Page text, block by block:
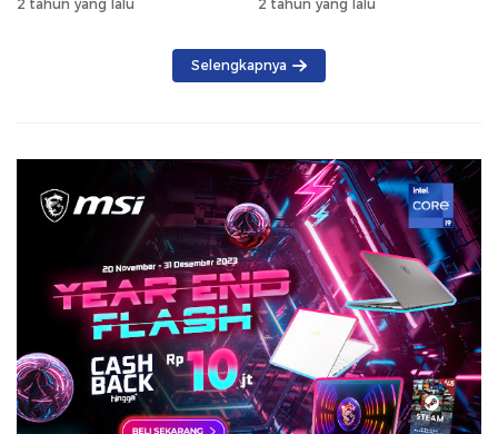
2 tahun yang lalu 2 tahun yang lalu
Selengkapnya